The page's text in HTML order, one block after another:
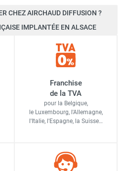
CHEZ AIRCHAUD DIFFUSION ?
IMPLANTÉE EN ALSACE
Franchise
de la TVA
pour la Belgique,
le Luxembourg, l'Allemagne,
l'Italie, l'Espagne, la Suisse…